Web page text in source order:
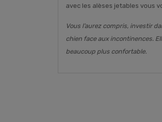
avec les alèses jetables vous
Vous l’aurez compris, investir
chien face aux incontinences.
beaucoup plus confortable.